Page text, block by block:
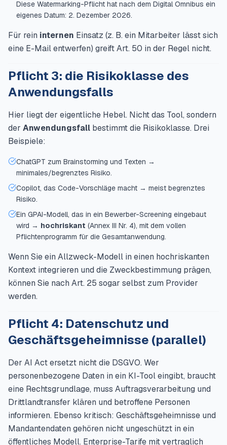
Diese Watermarking-Pflicht hat nach dem Digital Omnibus ein
eigenes Datum: 2. Dezember 2026.
Für rein internen Einsatz (z. B. ein Mitarbeiter lässt sich
eine E-Mail entwerfen) greift Art. 50 in der Regel nicht.
Pflicht 3: die Risikoklasse des
Anwendungsfalls
Hier liegt der eigentliche Hebel. Nicht das Tool, sondern
der Anwendungsfall bestimmt die Risikoklasse. Drei
Beispiele:
ChatGPT zum Brainstorming und Texten →
minimales/begrenztes Risiko.
Copilot, das Code-Vorschläge macht → meist begrenztes
Risiko.
Ein GPAI-Modell, das in ein Bewerber-Screening eingebaut
wird → hochriskant (Annex III Nr. 4), mit dem vollen
Pflichtenprogramm für die Gesamtanwendung.
Wenn Sie ein Allzweck-Modell in einen hochriskanten
Kontext integrieren und die Zweckbestimmung prägen,
können Sie nach Art. 25 sogar selbst zum Provider
werden.
Pflicht 4: Datenschutz und
Geschäftsgeheimnisse (parallel)
Der AI Act ersetzt nicht die DSGVO. Wer
personenbezogene Daten in ein KI-Tool eingibt, braucht
eine Rechtsgrundlage, muss Auftragsverarbeitung und
Drittlandtransfer klären und betroffene Personen
informieren. Ebenso kritisch: Geschäftsgeheimnisse und
Mandantendaten gehören nicht ungeschützt in ein
öffentliches Modell. Enterprise-Tarife mit vertraglich